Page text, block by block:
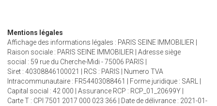
Mentions légales
Affichage des informations légales : PARIS SEINE IMMOBILIER |
Raison sociale : PARIS SEINE IMMOBILIER | Adresse siège
social : 59 rue du Cherche-Midi - 75006 PARIS |
Siret : 40308846100021 | RCS : PARIS | Numero TVA
Intracommunautaire : FR54403088461 | Forme juridique : SARL |
Capital social : 42 000 | Assurance RCP : RCP_01_20699Y |
Carte T : CPI 7501 2017 000 023 366 | Date de délivrance : 2021-01-